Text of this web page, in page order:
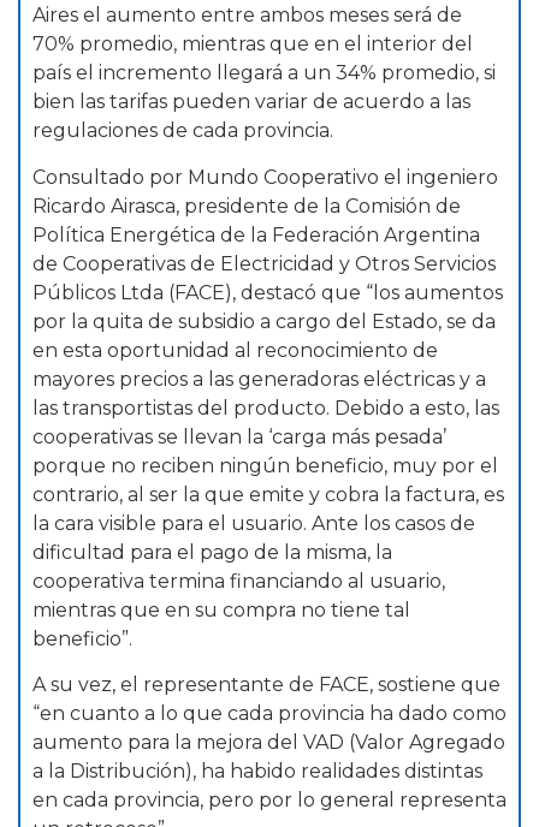
Aires el aumento entre ambos meses será de
70% promedio, mientras que en el interior del
país el incremento llegará a un 34% promedio, si
bien las tarifas pueden variar de acuerdo a las
regulaciones de cada provincia.
Consultado por Mundo Cooperativo el ingeniero
Ricardo Airasca, presidente de la Comisión de
Política Energética de la Federación Argentina
de Cooperativas de Electricidad y Otros Servicios
Públicos Ltda (FACE), destacó que “los aumentos
por la quita de subsidio a cargo del Estado, se da
en esta oportunidad al reconocimiento de
mayores precios a las generadoras eléctricas y a
las transportistas del producto. Debido a esto, las
cooperativas se llevan la ‘carga más pesada’
porque no reciben ningún beneficio, muy por el
contrario, al ser la que emite y cobra la factura, es
la cara visible para el usuario. Ante los casos de
dificultad para el pago de la misma, la
cooperativa termina financiando al usuario,
mientras que en su compra no tiene tal
beneficio”.
A su vez, el representante de FACE, sostiene que
“en cuanto a lo que cada provincia ha dado como
aumento para la mejora del VAD (Valor Agregado
a la Distribución), ha habido realidades distintas
en cada provincia, pero por lo general representa